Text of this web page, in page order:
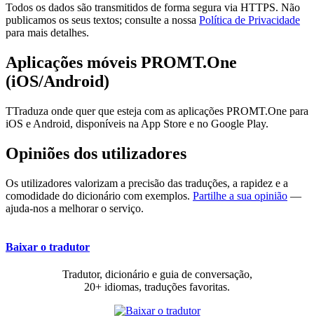
Todos os dados são transmitidos de forma segura via HTTPS. Não
publicamos os seus textos; consulte a nossa Política de Privacidade
para mais detalhes.
Aplicações móveis PROMT.One
(iOS/Android)
TTraduza onde quer que esteja com as aplicações PROMT.One para
iOS e Android, disponíveis na App Store e no Google Play.
Opiniões dos utilizadores
Os utilizadores valorizam a precisão das traduções, a rapidez e a
comodidade do dicionário com exemplos. Partilhe a sua opinião —
ajuda-nos a melhorar o serviço.
Baixar o tradutor
Tradutor, dicionário e guia de conversação,
20+ idiomas, traduções favoritas.